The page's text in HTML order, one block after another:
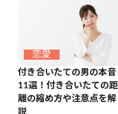
恋愛
付き合いたての男の本音
11選！付き合いたての距
離の縮め方や注意点を解
説